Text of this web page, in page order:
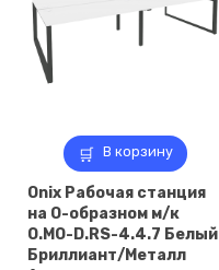
В корзину
Onix Рабочая станция
на О-образном м/к
O.MO-D.RS-4.4.7 Белый
Бриллиант/Металл